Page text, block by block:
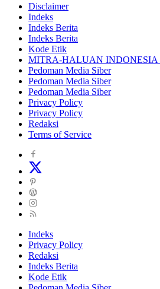
Disclaimer
Indeks
Indeks Berita
Indeks Berita
Kode Etik
MITRA-HALUAN INDONESIA
Pedoman Media Siber
Pedoman Media Siber
Pedoman Media Siber
Privacy Policy
Privacy Policy
Redaksi
Terms of Service
Indeks
Privacy Policy
Redaksi
Indeks Berita
Kode Etik